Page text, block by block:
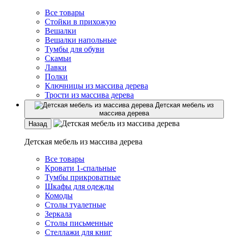
Все товары
Стойки в прихожую
Вешалки
Вешалки напольные
Тумбы для обуви
Скамьи
Лавки
Полки
Ключницы из массива дерева
Трости из массива дерева
Детская мебель из
массива дерева
Назад
Детская мебель из массива дерева
Все товары
Кровати 1-спальные
Тумбы прикроватные
Шкафы для одежды
Комоды
Столы туалетные
Зеркала
Столы письменные
Стеллажи для книг